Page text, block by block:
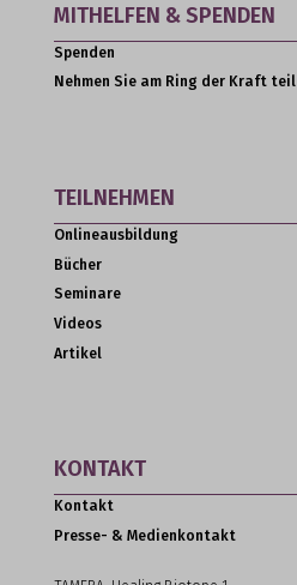
MITHELFEN & SPENDEN
Spenden
Nehmen Sie am Ring der Kraft teil
TEILNEHMEN
Onlineausbildung
Bücher
Seminare
Videos
Artikel
KONTAKT
Kontakt
Presse- & Medienkontakt